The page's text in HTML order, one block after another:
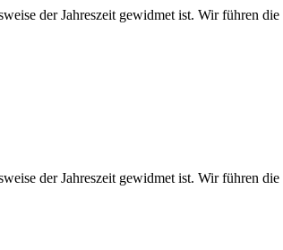
der Jahreszeit gewidmet ist. Wir führen
der Jahreszeit gewidmet ist. Wir führen